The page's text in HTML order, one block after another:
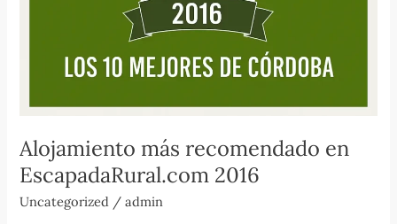
Alojamiento más recomendado en
EscapadaRural.com 2016
Uncategorized /admin